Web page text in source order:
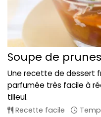
Soupe de
Une recette de dessert
parfumée très facile à
tilleul.
Recette facile